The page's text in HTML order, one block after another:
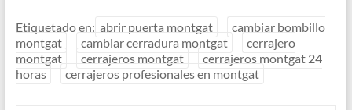
Etiquetado en: abrir puerta montgat
cambiar bombillo
montgat
cambiar cerradura montgat
cerrajero
montgat
cerrajeros montgat
cerrajeros montgat 24
horas
cerrajeros profesionales en montgat